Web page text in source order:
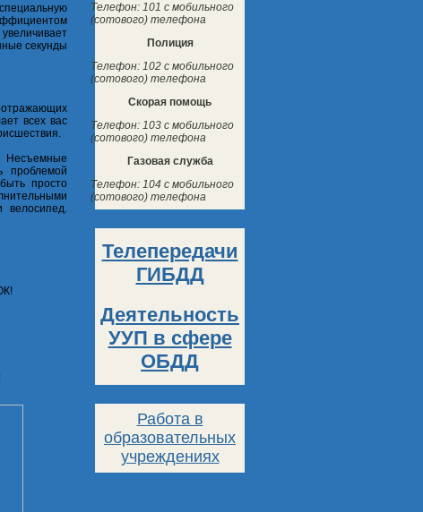
секунды
всех вас
Несъемные
проблемой
просто
велосипед.
Телефон: 101 с мобильного
(сотового) телефона
Полиция
Телефон: 102 с мобильного
(сотового) телефона
Скорая помощь
Телефон: 103 с мобильного
(сотового) телефона
Газовая служба
Телефон: 104 с мобильного
(сотового) телефона
Телепередачи
ГИБДД
Деятельность
УУП в сфере
ОБДД
Работа в
образовательных
учреждениях